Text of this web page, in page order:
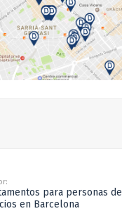
para personas de
en Barcelona